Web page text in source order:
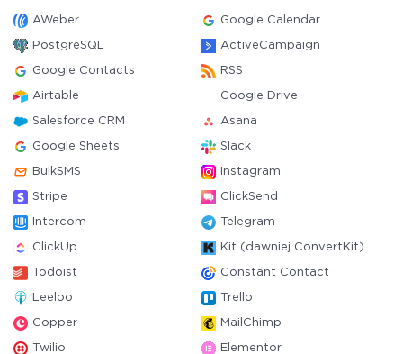
AWeber Google Calendar
PostgreSQL ActiveCampaign
Google Contacts RSS
Airtable Google Drive
Salesforce CRM Asana
Google Sheets Slack
BulkSMS Instagram
Stripe ClickSend
Intercom Telegram
ClickUp Kit (dawniej ConvertKit)
Todoist Constant Contact
Leeloo Trello
Copper MailChimp
Twilio Elementor